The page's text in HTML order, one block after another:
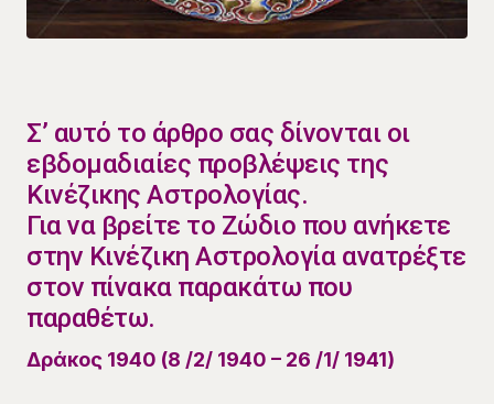
Σ’ αυτό το άρθρο σας δίνονται οι
εβδομαδιαίες προβλέψεις της
Κινέζικης Αστρολογίας.
Για να βρείτε το Ζώδιο που ανήκετε
στην Κινέζικη Αστρολογία ανατρέξτε
στον πίνακα παρακάτω που
παραθέτω.
Δράκος 1940 (8 /2/ 1940 – 26 /1/ 1941)